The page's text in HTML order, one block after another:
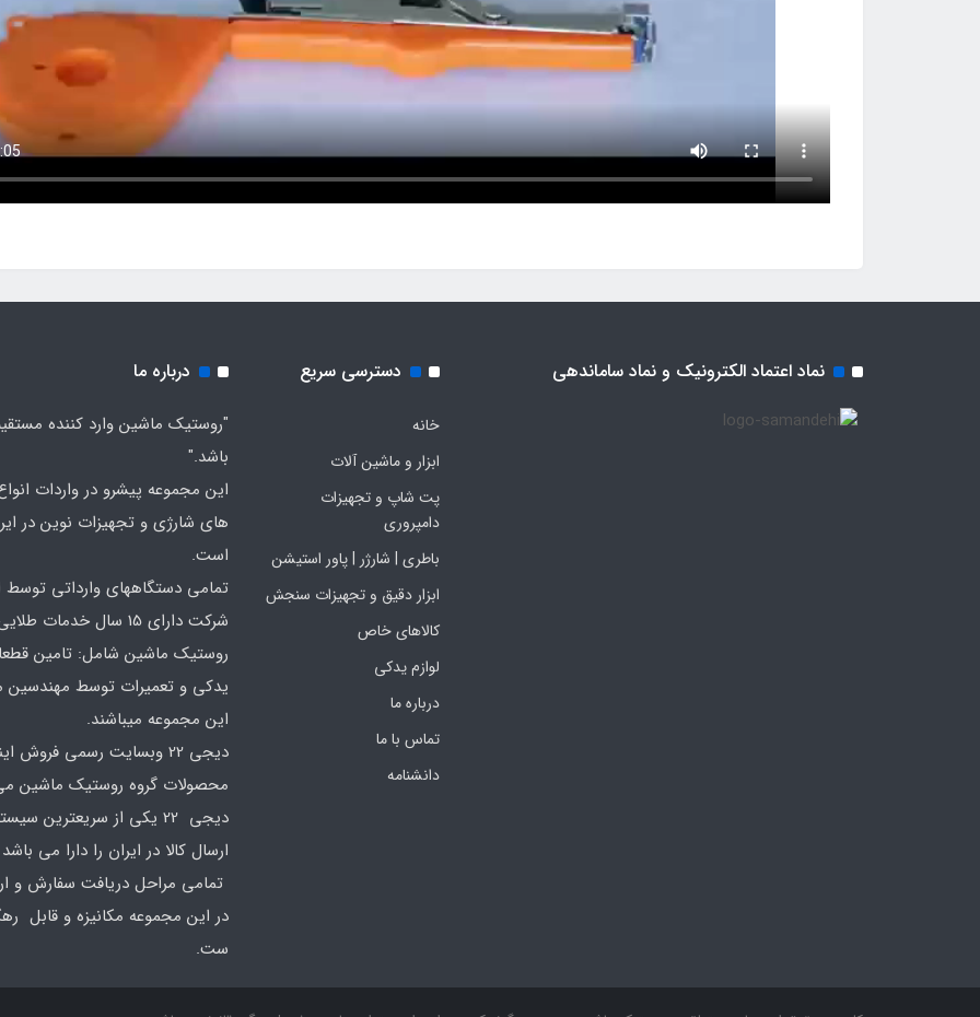
نماد اعتماد الکترونیک و نماد ساماندهی دسترسی سریع
خانه
ابزار و ماشین آلات
پت شاپ و تجهیزات
دامپروری
باطری | شارژر | پاور استیشن
ابزار دقیق و تجهیزات سنجش
کالاهای خاص
لوازم یدکی
درباره ما
تماس با ما
دانشنامه
درباره ما
"روستیک ماشین وارد کننده
باشد."
این مجموعه پیشرو در واردات انواع
های شارژی و تجهیزات نوین در
است.
تمامی دستگاههای وارداتی توسط
شرکت دارای 15 سال خدمات
روستیک ماشین شامل: تامین
یدکی و تعمیرات توسط
این مجموعه میباشند.
دیجی 22 وبسایت رسمی فروش
محصولات گروه روستیک ماشین
دیجی 22 یکی از سریعترین
ارسال کالا در ایران را دارا می
تمامی مراحل دریافت سفارش و
در این مجموعه مکانیزه و قابل
ست.